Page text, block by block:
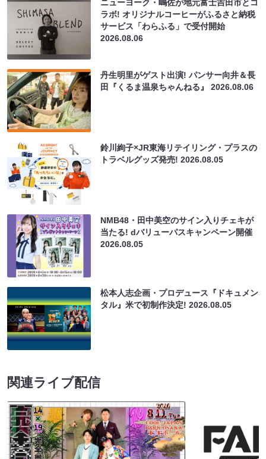
ニューヨーク・嶋佐が地元富士吉田市とコ
ラボ! オリジナルコーヒーがふるさと納税
サービス「わらふる」で受付開始
2026.08.06
丹生明里がゲスト出演! パンサー向井＆長
田『くるま温泉ちゃんねる』2026.08.06
鈴川絢子×JR東海リテイリング・プラスの
トラベルグッズ発売!2026.08.05
NMB48・田中美空のサイン入りチェキが
当たる! dバリューパスキャンペーン開催
2026.08.05
松本人志企画・プロデュース『ドキュメン
タル』米で初制作決定!2026.08.05
関連ライブ配信